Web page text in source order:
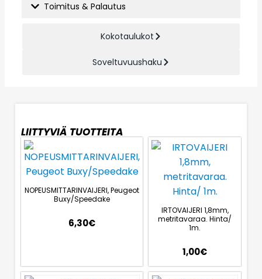
Toimitus & Palautus
Kokotaulukot
Soveltuvuushaku
LIITTYVIÄ TUOTTEITA
NOPEUSMITTARINVAIJERI, Peugeot
Buxy/Speedake
6,30€
IRTOVAIJERI 1,8mm,
metritavaraa. Hinta/
1m.
1,00€